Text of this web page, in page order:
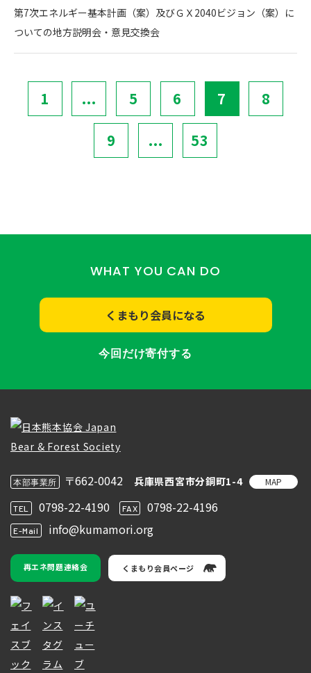
第7次エネルギー基本計画（案）及びＧＸ2040ビジョン（案）に
ついての地方説明会・意見交換会
1 ... 5 6 7 8
9 ... 53
WHAT YOU CAN DO
くまもり会員になる
今回だけ寄付する
本部事業所 〒662-0042 兵庫県西宮市分銅町1-4 MAP
TEL 0798-22-4190 FAX 0798-22-4196
E-Mail info@kumamori.org
再エネ問題連絡会 くまもり会員ページ